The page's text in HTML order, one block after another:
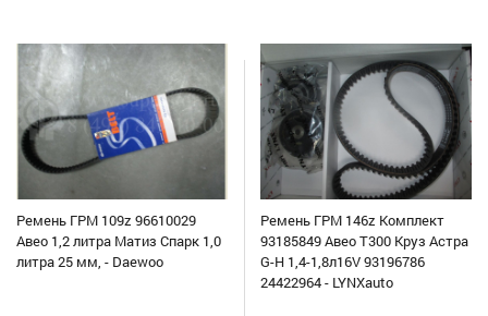
Ремень ГРМ 109z 96610029
Авео 1,2 литра Матиз Спарк 1,0
литра 25 мм, - Daewoo
Ремень ГРМ 146z Комплект
93185849 Авео Т300 Круз Астра
G-H 1,4-1,8л16V 93196786
24422964 - LYNXauto